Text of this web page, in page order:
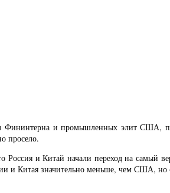
Фининтерна и промышленных элит США,
просело.
Россия и Китай начали переход на самый
и Китая значительно меньше, чем США,